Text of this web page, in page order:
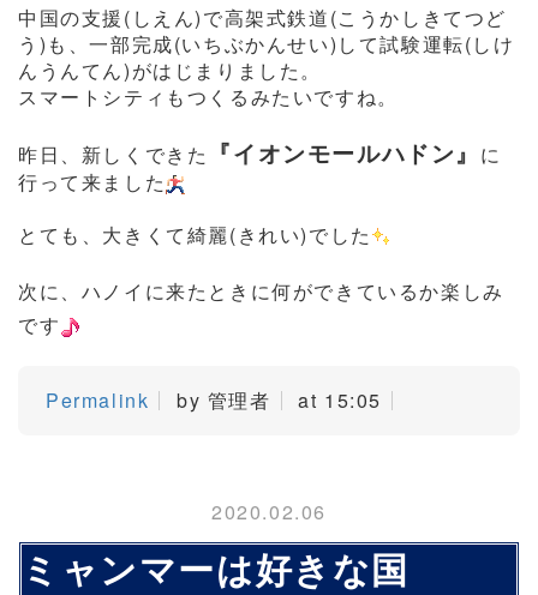
中国の支援(しえん)で高架式鉄道(こうかしきてつど
う)も、一部完成(いちぶかんせい)して試験運転(しけ
んうんてん)がはじまりました。
スマートシティもつくるみたいですね。
昨日、新しくできた 『イオンモールハドン』 に
行って来ました
とても、大きくて綺麗(きれい)でした
次に、ハノイに来たときに何ができているか楽しみ
です
Permalink by 管理者 at 15:05
2020.02.06
ミャンマーは好きな国